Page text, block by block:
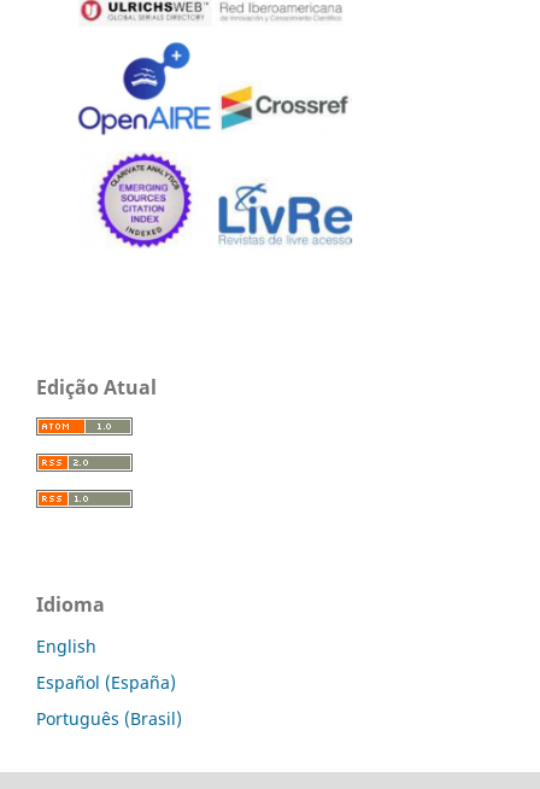
Edição Atual
Idioma
English
Español (España)
Português (Brasil)